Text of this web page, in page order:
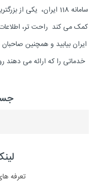
سامانه 118 ایران، یکی
کمک می کند راحت تر،
ایران بیابید و همچنین
خدماتی را که ارائه می دهند
تعرفه های ۱۱۸